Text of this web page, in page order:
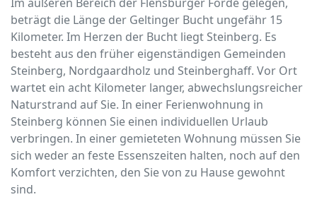
beträgt die Länge der Geltinger Bucht ungefähr 15
Kilometer. Im Herzen der Bucht liegt Steinberg. Es
besteht aus den früher eigenständigen Gemeinden
Steinberg, Nordgaardholz und Steinberghaff. Vor Ort
wartet ein acht Kilometer langer, abwechslungsreicher
Naturstrand auf Sie. In einer Ferienwohnung in
Steinberg können Sie einen individuellen Urlaub
verbringen. In einer gemieteten Wohnung müssen Sie
sich weder an feste Essenszeiten halten, noch auf den
Komfort verzichten, den Sie von zu Hause gewohnt
sind.